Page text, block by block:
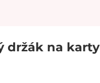
držák na